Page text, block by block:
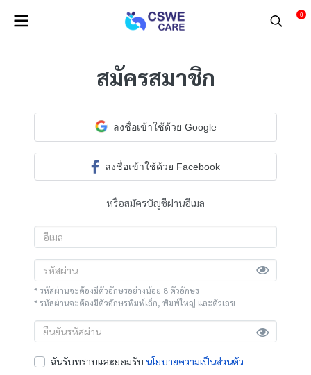
0
สมัครสมาชิก
ลงชื่อเข้าใช้ด้วย Google
ลงชื่อเข้าใช้ด้วย Facebook
หรือสมัครบัญชีผ่านอีเมล
* รหัสผ่านจะต้องมีตัวอักษรอย่างน้อย 8 ตัวอักษร
* รหัสผ่านจะต้องมีตัวอักษรพิมพ์เล็ก, พิมพ์ใหญ่ และตัวเลข
ฉันรับทราบและยอมรับ นโยบายความเป็นส่วนตัว